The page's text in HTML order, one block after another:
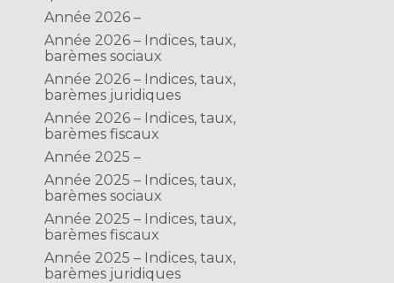
Année 2026 –
Année 2026 – Indices, taux,
barèmes sociaux
Année 2026 – Indices, taux,
barèmes juridiques
Année 2026 – Indices, taux,
barèmes fiscaux
Année 2025 –
Année 2025 – Indices, taux,
barèmes sociaux
Année 2025 – Indices, taux,
barèmes fiscaux
Année 2025 – Indices, taux,
barèmes juridiques